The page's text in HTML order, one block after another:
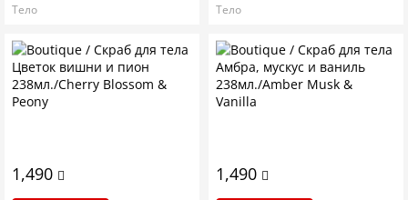
Тело
Тело
1,490 1,490